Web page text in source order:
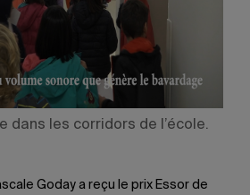
dans les corridors de l’école.
Goday a reçu le prix Essor de